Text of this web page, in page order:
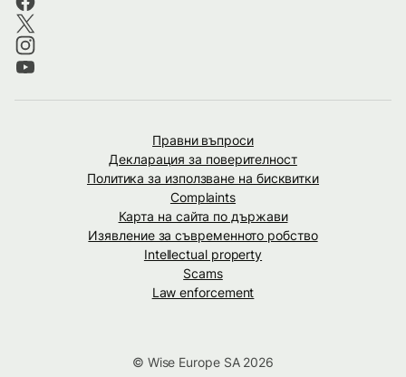
Правни въпроси
Декларация за поверителност
Политика за използване на бисквитки
Complaints
Карта на сайта по държави
Изявление за съвременното робство
Intellectual property
Scams
Law enforcement
© Wise Europe SA 2026